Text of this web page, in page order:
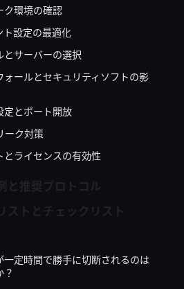
ク環境の確認
ト設定の最適化
とサーバーの選択
ォールとセキュリティソフトの影
定とポート開放
ーク対策
とライセンスの有効性
一定時間で勝手に切断されるのは
？